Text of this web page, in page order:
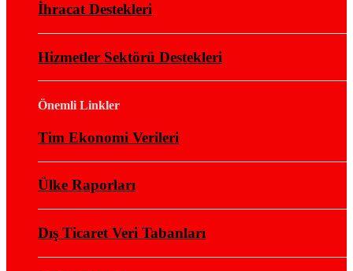
İhracat Destekleri
Hizmetler Sektörü Destekleri
Önemli Linkler
Tim Ekonomi Verileri
Ülke Raporları
Dış Ticaret Veri Tabanları